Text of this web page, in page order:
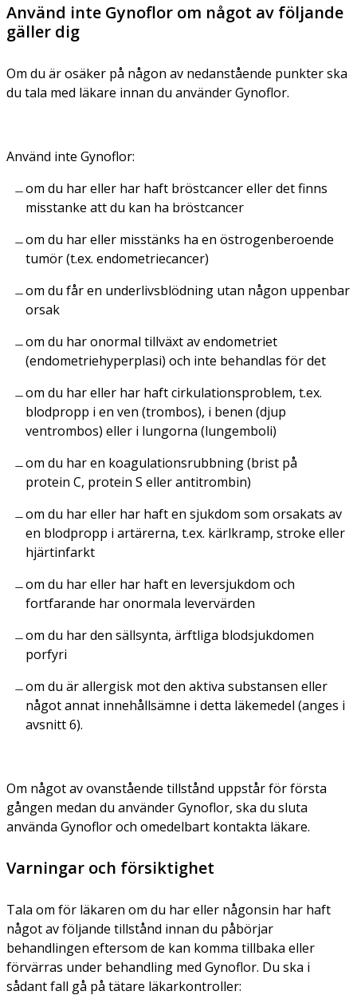
Använd inte Gynoflor om något av följande
gäller dig
Om du är osäker på någon av nedanstående punkter ska
du tala med läkare innan du använder Gynoflor.
Använd inte Gynoflor:
om du har eller har haft bröstcancer eller det finns
misstanke att du kan ha bröstcancer
om du har eller misstänks ha en östrogenberoende
tumör (t.ex. endometriecancer)
om du får en underlivsblödning utan någon uppenbar
orsak
om du har onormal tillväxt av endometriet
(endometriehyperplasi) och inte behandlas för det
om du har eller har haft cirkulationsproblem, t.ex.
blodpropp i en ven (trombos), i benen (djup
ventrombos) eller i lungorna (lungemboli)
om du har en koagulationsrubbning (brist på
protein C, protein S eller antitrombin)
om du har eller har haft en sjukdom som orsakats av
en blodpropp i artärerna, t.ex. kärlkramp, stroke eller
hjärtinfarkt
om du har eller har haft en leversjukdom och
fortfarande har onormala levervärden
om du har den sällsynta, ärftliga blodsjukdomen
porfyri
om du är allergisk mot den aktiva substansen eller
något annat innehållsämne i detta läkemedel (anges i
avsnitt 6).
Om något av ovanstående tillstånd uppstår för första
gången medan du använder Gynoflor, ska du sluta
använda Gynoflor och omedelbart kontakta läkare.
Varningar och försiktighet
Tala om för läkaren om du har eller någonsin har haft
något av följande tillstånd innan du påbörjar
behandlingen eftersom de kan komma tillbaka eller
förvärras under behandling med Gynoflor. Du ska i
sådant fall gå på tätare läkarkontroller: